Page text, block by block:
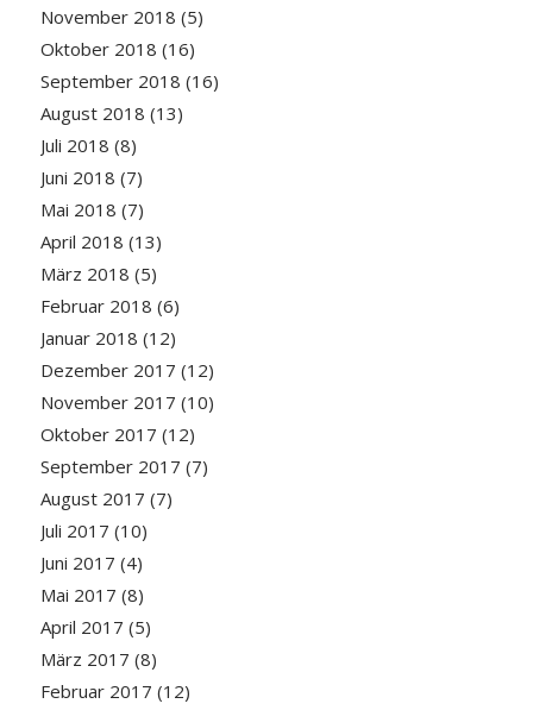
November 2018 (5)
Oktober 2018 (16)
September 2018 (16)
August 2018 (13)
Juli 2018 (8)
Juni 2018 (7)
Mai 2018 (7)
April 2018 (13)
März 2018 (5)
Februar 2018 (6)
Januar 2018 (12)
Dezember 2017 (12)
November 2017 (10)
Oktober 2017 (12)
September 2017 (7)
August 2017 (7)
Juli 2017 (10)
Juni 2017 (4)
Mai 2017 (8)
April 2017 (5)
März 2017 (8)
Februar 2017 (12)